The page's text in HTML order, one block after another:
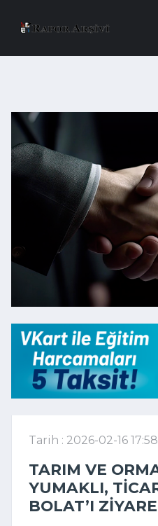
Tarih : 2026-02-16
TARIM VE
YUMAKLI,
BOLAT’I